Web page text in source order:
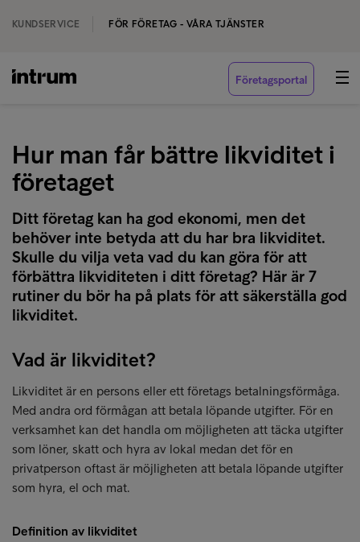
KUNDSERVICE FÖR FÖRETAG - VÅRA TJÄNSTER
Företagsportal
Hur man får bättre likviditet i
företaget
Ditt företag kan ha god ekonomi, men det
behöver inte betyda att du har bra likviditet.
Skulle du vilja veta vad du kan göra för att
förbättra likviditeten i ditt företag? Här är 7
rutiner du bör ha på plats för att säkerställa god
likviditet.
Vad är likviditet?
Likviditet är en persons eller ett företags betalningsförmåga.
Med andra ord förmågan att betala löpande utgifter. För en
verksamhet kan det handla om möjligheten att täcka utgifter
som löner, skatt och hyra av lokal medan det för en
privatperson oftast är möjligheten att betala löpande utgifter
som hyra, el och mat.
Definition av likviditet